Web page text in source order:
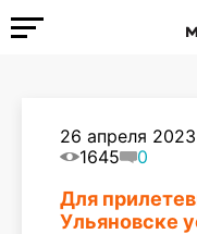
26 апреля
1645
0
Для
Ульяновске